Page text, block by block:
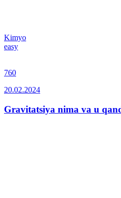
Kimyo
easy
760
20.02.2024
Gravitatsiya nima va u